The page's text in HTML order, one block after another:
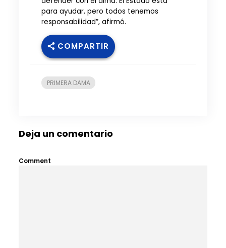
para ayudar, pero todos tenemos
responsabilidad”, afirmó.
COMPARTIR
PRIMERA DAMA
Deja un comentario
Comment